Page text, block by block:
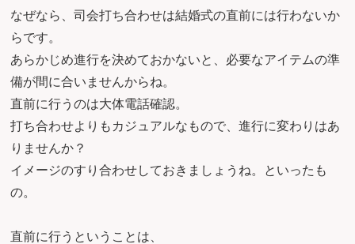
なぜなら、司会打ち合わせは結婚式の直前には行わないか
らです。
あらかじめ進行を決めておかないと、必要なアイテムの準
備が間に合いませんからね。
直前に行うのは大体電話確認。
打ち合わせよりもカジュアルなもので、進行に変わりはあ
りませんか？
イメージのすり合わせしておきましょうね。といったも
の。
直前に行うということは、